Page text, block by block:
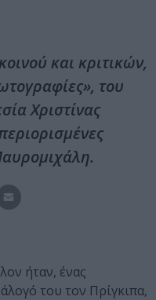
και κριτικών,
του
Χριστίνας
ήταν, ένας
του τον Πρίγκιπα,